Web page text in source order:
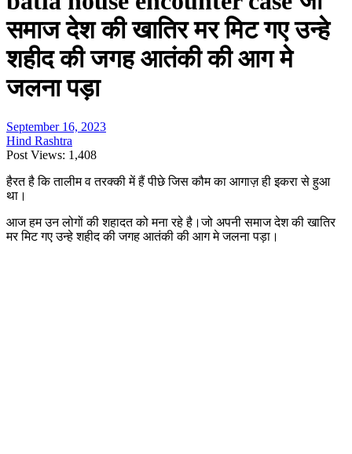
समाज देश की खातिर मर मिट गए उन्हे
शहीद की जगह आतंकी की आग मे
जलना पड़ा
September 16, 2023
Hind Rashtra
Post Views: 1,408
हैरत है कि तालीम व तरक्की में हैं पीछे जिस कौम का आगाज़ ही इकरा से हुआ
था।
आज हम उन लोगों की शहादत को मना रहे है।जो अपनी समाज देश की खातिर
मर मिट गए उन्हे शहीद की जगह आतंकी की आग मे जलना पड़ा।